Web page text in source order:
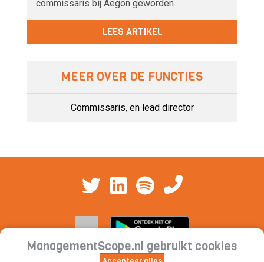
commissaris bij Aegon geworden.
LEES ARTIKEL
MEER OVER DE FUNCTIES
Commissaris, en lead director
ManagementScope.nl gebruikt cookies